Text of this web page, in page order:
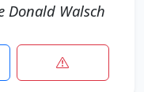
Donald Walsch